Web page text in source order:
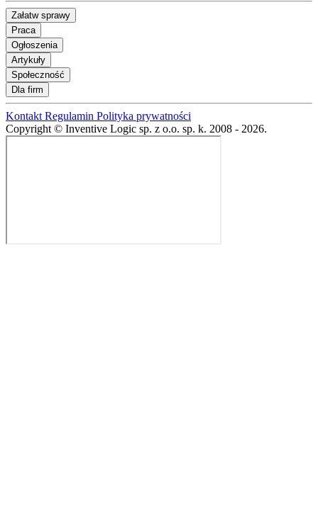
Załatw sprawy
Praca
Ogłoszenia
Artykuły
Społeczność
Dla firm
Kontakt Regulamin Polityka prywatności
Copyright © Inventive Logic sp. z o.o. sp. k. 2008 - 2026.